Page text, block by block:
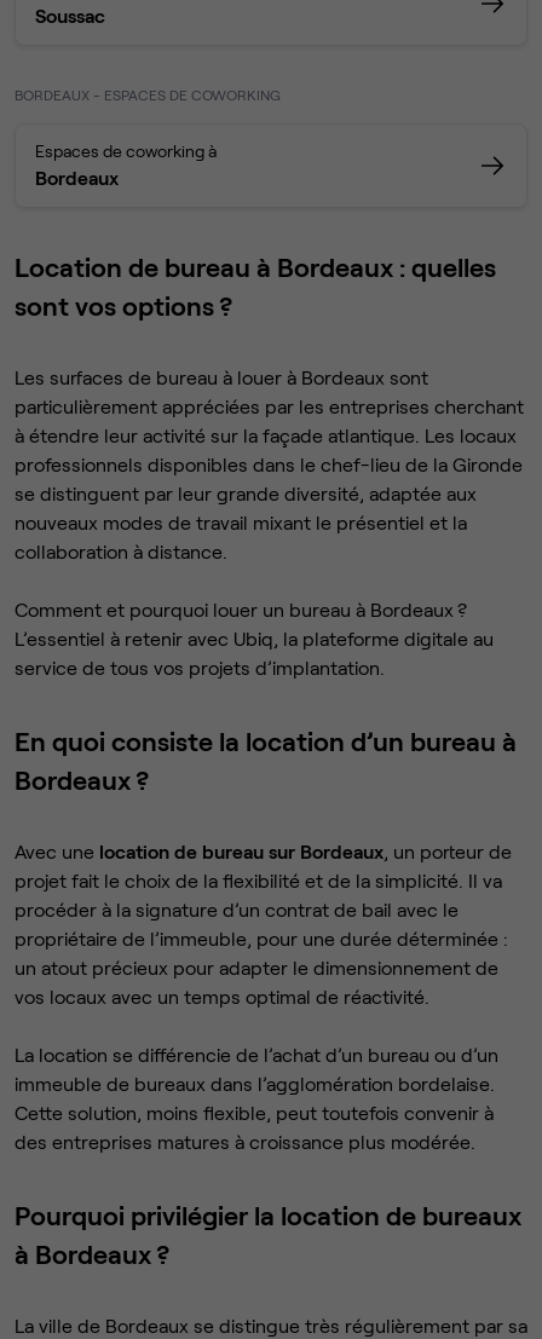
Soussac
BORDEAUX - ESPACES DE COWORKING
Espaces de coworking à
Bordeaux
Location de bureau à Bordeaux : quelles
sont vos options ?
Les surfaces de bureau à louer à Bordeaux sont
particulièrement appréciées par les entreprises cherchant
à étendre leur activité sur la façade atlantique. Les locaux
professionnels disponibles dans le chef-lieu de la Gironde
se distinguent par leur grande diversité, adaptée aux
nouveaux modes de travail mixant le présentiel et la
collaboration à distance.
Comment et pourquoi louer un bureau à Bordeaux ?
L’essentiel à retenir avec Ubiq, la plateforme digitale au
service de tous vos projets d’implantation.
En quoi consiste la location d’un bureau à
Bordeaux ?
Avec une location de bureau sur Bordeaux, un porteur de
projet fait le choix de la flexibilité et de la simplicité. Il va
procéder à la signature d’un contrat de bail avec le
propriétaire de l’immeuble, pour une durée déterminée :
un atout précieux pour adapter le dimensionnement de
vos locaux avec un temps optimal de réactivité.
La location se différencie de l’achat d’un bureau ou d’un
immeuble de bureaux dans l’agglomération bordelaise.
Cette solution, moins flexible, peut toutefois convenir à
des entreprises matures à croissance plus modérée.
Pourquoi privilégier la location de bureaux
à Bordeaux ?
La ville de Bordeaux se distingue très régulièrement par sa